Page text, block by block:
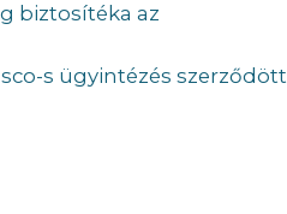
biztosítéka az
s ügyintézés szerződött